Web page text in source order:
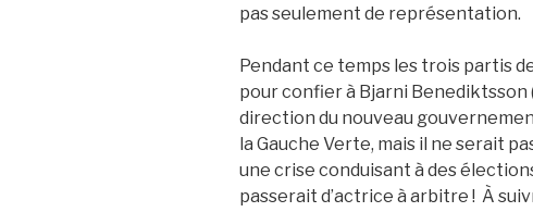
pas seulement de représentation.
Pendant ce temps les trois partis
pour confier à Bjarni Benediktsson
direction du nouveau
la Gauche Verte, mais il ne serait
une crise conduisant à des
passerait d’actrice à arbitre ! À